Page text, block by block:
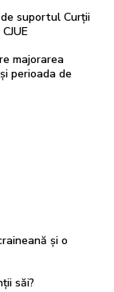
suportul Curții
majorarea
perioada de
și o
săi?